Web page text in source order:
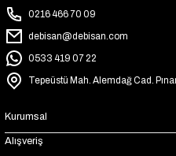
0216 466 70 09
debisan@debisan.com
0533 419 07 22
Tepeüstü Mah. Alemdağ Cad.
Kurumsal
Alışveriş